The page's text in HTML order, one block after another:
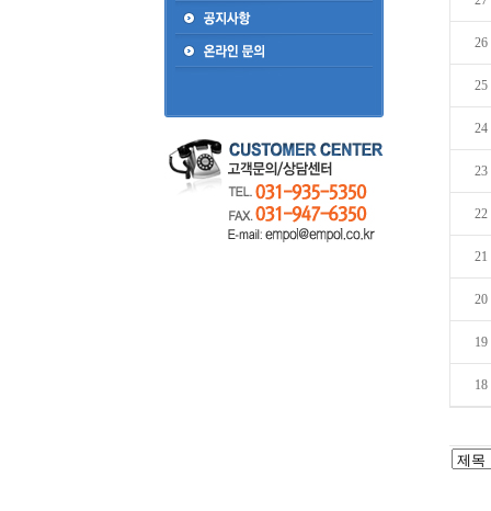
26
25
24
23
22
21
20
19
18